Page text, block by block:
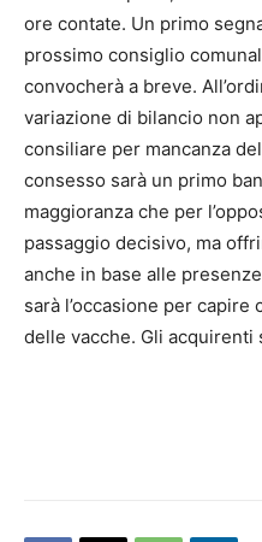
ore contate. Un primo
prossimo consiglio
convocherà a breve.
variazione di bilancio non
consiliare per mancanza
consesso sarà un primo
maggioranza che per
passaggio decisivo, ma
anche in base alle
sarà l’occasione per
delle vacche. Gli